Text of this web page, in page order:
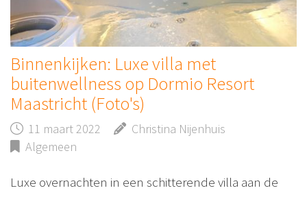
Binnenkijken: Luxe villa met
buitenwellness op Dormio Resort
Maastricht (Foto's)
11 maart 2022
Christina Nijenhuis
Algemeen
Luxe overnachten in een schitterende villa aan de